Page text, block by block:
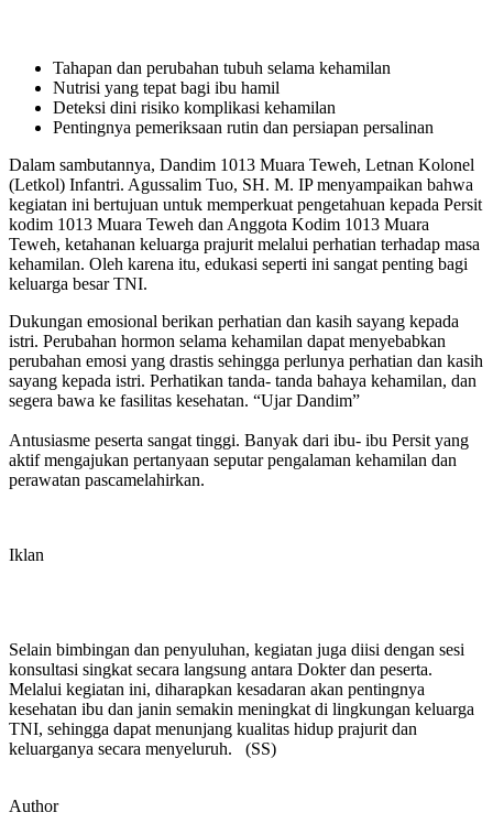
Tahapan dan perubahan tubuh selama kehamilan
Nutrisi yang tepat bagi ibu hamil
Deteksi dini risiko komplikasi kehamilan
Pentingnya pemeriksaan rutin dan persiapan persalinan
Dalam sambutannya, Dandim 1013 Muara Teweh, Letnan Kolonel
(Letkol) Infantri. Agussalim Tuo, SH. M. IP menyampaikan bahwa
kegiatan ini bertujuan untuk memperkuat pengetahuan kepada Persit
kodim 1013 Muara Teweh dan Anggota Kodim 1013 Muara
Teweh, ketahanan keluarga prajurit melalui perhatian terhadap masa
kehamilan. Oleh karena itu, edukasi seperti ini sangat penting bagi
keluarga besar TNI.
Dukungan emosional berikan perhatian dan kasih sayang kepada
istri. Perubahan hormon selama kehamilan dapat menyebabkan
perubahan emosi yang drastis sehingga perlunya perhatian dan kasih
sayang kepada istri. Perhatikan tanda- tanda bahaya kehamilan, dan
segera bawa ke fasilitas kesehatan. “Ujar Dandim”
Antusiasme peserta sangat tinggi. Banyak dari ibu- ibu Persit yang
aktif mengajukan pertanyaan seputar pengalaman kehamilan dan
perawatan pascamelahirkan.
Iklan
Selain bimbingan dan penyuluhan, kegiatan juga diisi dengan sesi
konsultasi singkat secara langsung antara Dokter dan peserta.
Melalui kegiatan ini, diharapkan kesadaran akan pentingnya
kesehatan ibu dan janin semakin meningkat di lingkungan keluarga
TNI, sehingga dapat menunjang kualitas hidup prajurit dan
keluarganya secara menyeluruh. (SS)
Author